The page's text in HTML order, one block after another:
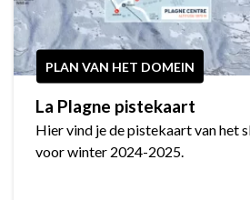
PLAN VAN HET DOMEIN
La Plagne pistekaart
Hier vind je de pistekaart van het
voor winter 2024-2025.